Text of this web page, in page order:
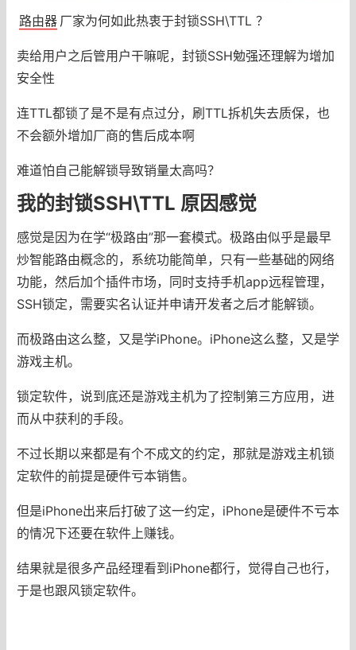
路由器 厂家为何如此热衷于封锁SSH\TTL ？
卖给用户之后管用户干嘛呢，封锁SSH勉强还理解为增加
安全性
连TTL都锁了是不是有点过分，刷TTL拆机失去质保，也
不会额外增加厂商的售后成本啊
难道怕自己能解锁导致销量太高吗？
我的封锁SSH\TTL 原因感觉
感觉是因为在学“极路由”那一套模式。极路由似乎是最早
炒智能路由概念的，系统功能简单，只有一些基础的网络
功能，然后加个插件市场，同时支持手机app远程管理，
SSH锁定，需要实名认证并申请开发者之后才能解锁。
而极路由这么整，又是学iPhone。iPhone这么整，又是学
游戏主机。
锁定软件，说到底还是游戏主机为了控制第三方应用，进
而从中获利的手段。
不过长期以来都是有个不成文的约定，那就是游戏主机锁
定软件的前提是硬件亏本销售。
但是iPhone出来后打破了这一约定，iPhone是硬件不亏本
的情况下还要在软件上赚钱。
结果就是很多产品经理看到iPhone都行，觉得自己也行，
于是也跟风锁定软件。